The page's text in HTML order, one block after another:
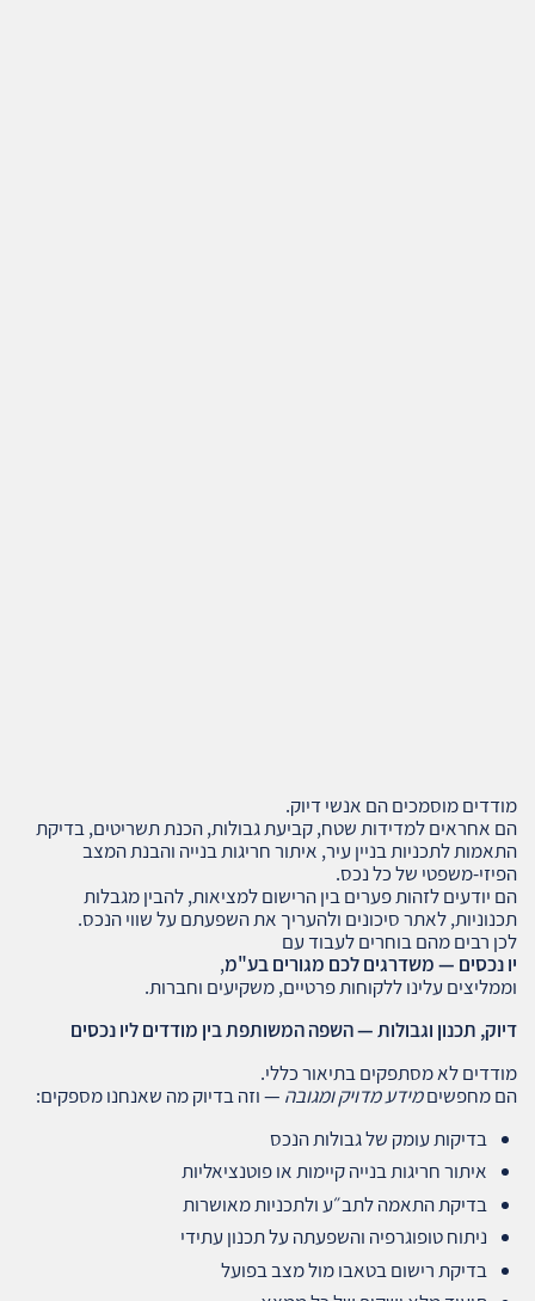
מודדים מוסמכים הם אנשי דיוק.
הם אחראים למדידות שטח, קביעת גבולות, הכנת תשריטים, בדיקת
התאמות לתכניות בניין עיר, איתור חריגות בנייה והבנת המצב
הפיזי‑משפטי של כל נכס.
הם יודעים לזהות פערים בין הרישום למציאות, להבין מגבלות
תכנוניות, לאתר סיכונים ולהעריך את השפעתם על שווי הנכס.
לכן רבים מהם בוחרים לעבוד עם
יו נכסים — משדרגים לכם מגורים בע"מ,
וממליצים עלינו ללקוחות פרטיים, משקיעים וחברות.
דיוק, תכנון וגבולות — השפה המשותפת בין מודדים ליו נכסים
מודדים לא מסתפקים בתיאור כללי.
הם מחפשיםמידע מדויק ומגובה — וזה בדיוק מה שאנחנו מספקים:
בדיקות עומק של גבולות הנכס
איתור חריגות בנייה קיימות או פוטנציאליות
בדיקת התאמה לתב״ע ולתכניות מאושרות
ניתוח טופוגרפיה והשפעתה על תכנון עתידי
בדיקת רישום בטאבו מול מצב בפועל